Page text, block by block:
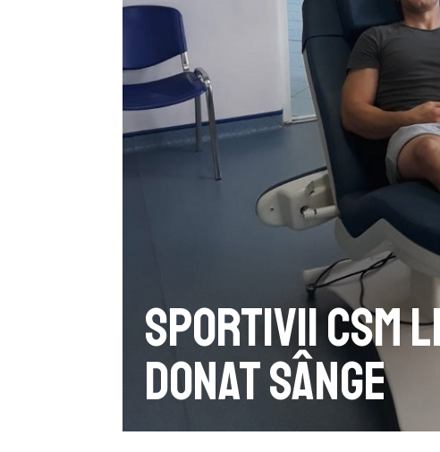
Sportivii CSM
donat sânge